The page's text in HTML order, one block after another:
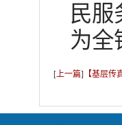
民
为全
[上一篇] 【基层